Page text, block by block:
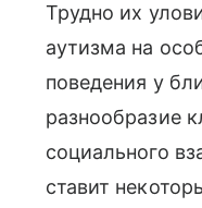
Трудно их
аутизма на
поведения у
разнообразие
социального
ставит